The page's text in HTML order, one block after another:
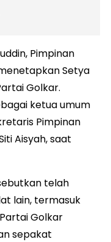
Pimpinan
Setya
Golkar.
ketua umum
Pimpinan
Aisyah, saat
telah
lain, termasuk
Golkar
sepakat